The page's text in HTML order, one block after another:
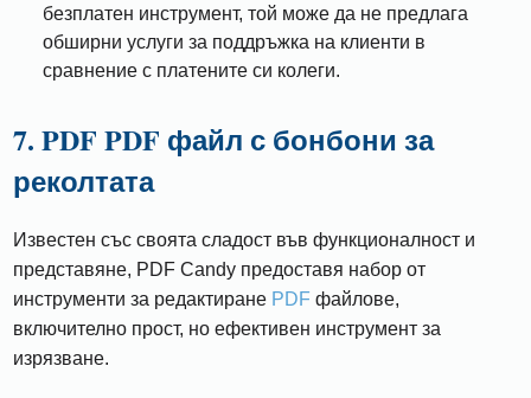
безплатен инструмент, той може да не предлага
обширни услуги за поддръжка на клиенти в
сравнение с платените си колеги.
7. PDF PDF файл с бонбони за
реколтата
Известен със своята сладост във функционалност и
представяне, PDF Candy предоставя набор от
инструменти за редактиране PDF файлове,
включително прост, но ефективен инструмент за
изрязване.